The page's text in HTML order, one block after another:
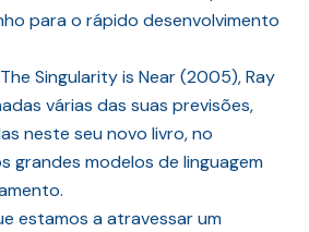
para o rápido desenvolvimento
Singularity is Near (2005), Ray
várias das suas previsões,
neste seu novo livro, no
grandes modelos de linguagem
estamos a atravessar um